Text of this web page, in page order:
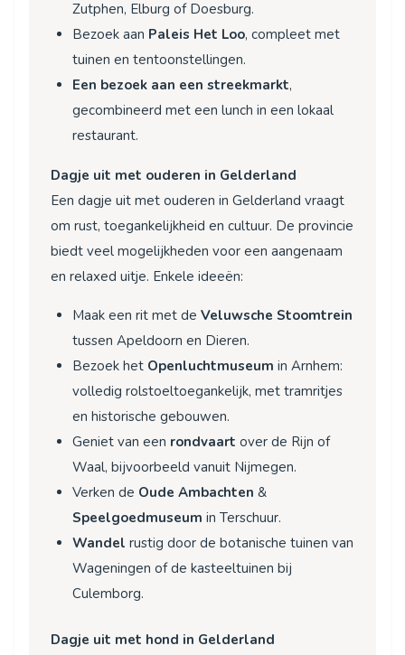
Zutphen, Elburg of Doesburg.
Bezoek aan Paleis Het Loo, compleet met
tuinen en tentoonstellingen.
Een bezoek aan een streekmarkt,
gecombineerd met een lunch in een lokaal
restaurant.
Dagje uit met ouderen in Gelderland
Een dagje uit met ouderen in Gelderland vraagt
om rust, toegankelijkheid en cultuur. De provincie
biedt veel mogelijkheden voor een aangenaam
en relaxed uitje. Enkele ideeën:
Maak een rit met de Veluwsche Stoomtrein
tussen Apeldoorn en Dieren.
Bezoek het Openluchtmuseum in Arnhem:
volledig rolstoeltoegankelijk, met tramritjes
en historische gebouwen.
Geniet van een rondvaart over de Rijn of
Waal, bijvoorbeeld vanuit Nijmegen.
Verken de Oude Ambachten &
Speelgoedmuseum in Terschuur.
Wandel rustig door de botanische tuinen van
Wageningen of de kasteeltuinen bij
Culemborg.
Dagje uit met hond in Gelderland